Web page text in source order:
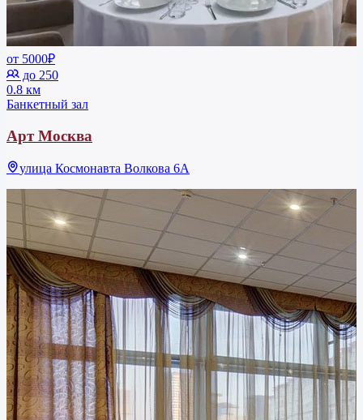
от 5000₽
до 250
0.8 км
Банкетный зал
Арт Москва
улица Космонавта Волкова 6А